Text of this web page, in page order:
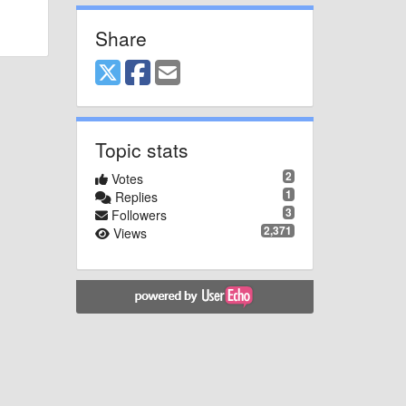
Share
Topic stats
2
Votes
1
Replies
3
Followers
2,371
Views